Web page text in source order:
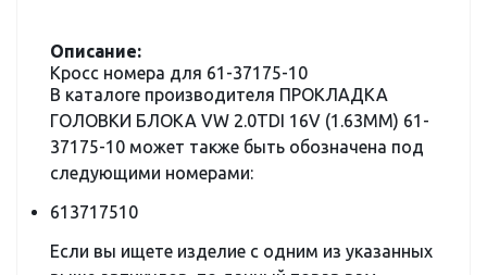
Описание:
Кросс номера для 61-37175-10
В каталоге производителя ПРОКЛАДКА
ГОЛОВКИ БЛОКА VW 2.0TDI 16V (1.63MM) 61-
37175-10 может также быть обозначена под
следующими номерами:
613717510
Если вы ищете изделие с одним из указанных